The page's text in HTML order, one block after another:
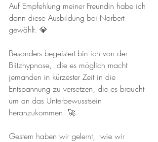
Auf Empfehlung meiner Freundin habe ich
dann diese Ausbildung bei Norbert
gewählt. 💎
Besonders begeistert bin ich von der
Blitzhypnose,  die es möglich macht
jemanden in kürzester Zeit in die
Entspannung zu versetzen, die es braucht
um an das Unterbewusstsein
heranzukommen. 🚀
Gestern haben wir gelernt,  wie wir